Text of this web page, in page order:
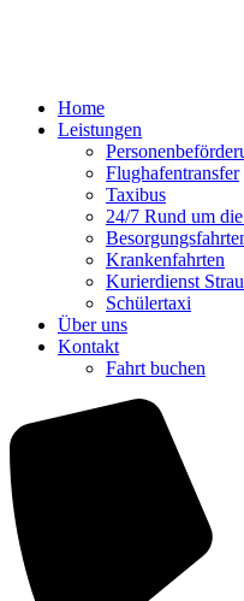
Home
Leistungen
Flughafentransfer
Taxibus
24/7 Rund um
Krankenfahrten
Kurierdienst
Schülertaxi
Über uns
Kontakt
Fahrt buchen